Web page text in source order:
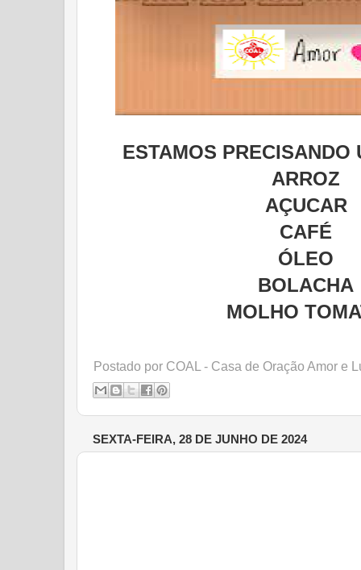
ESTAMOS PRECISANDO
ARROZ
AÇUCAR
CAFÉ
ÓLEO
BOLACHA
MOLHO
Postado por COAL - Casa de Oração Amor e
SEXTA-FEIRA, 28 DE JUNHO DE 2024